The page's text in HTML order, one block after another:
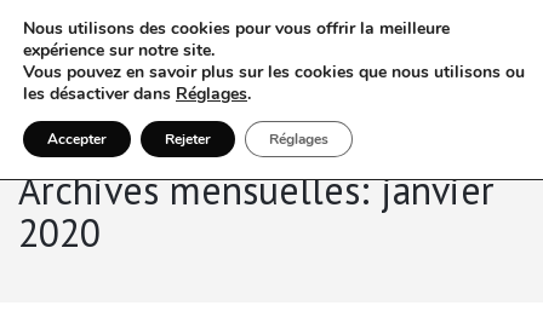
Archives mensuelles: janvier
2020
Nous utilisons des cookies pour vous offrir la meilleure
expérience sur notre site.
Vous pouvez en savoir plus sur les cookies que nous utilisons ou
les désactiver dans Réglages.
Accepter Rejeter Réglages